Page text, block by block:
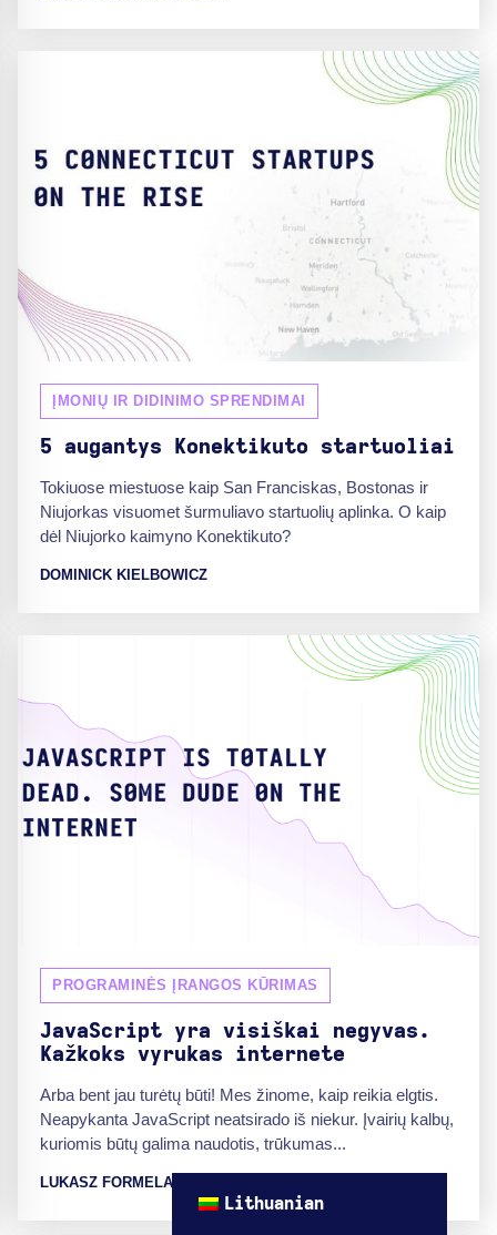
ĮMONIŲ IR DIDINIMO SPRENDIMAI
5 augantys Konektikuto startuoliai
Tokiuose miestuose kaip San Franciskas, Bostonas ir
Niujorkas visuomet šurmuliavo startuolių aplinka. O kaip
dėl Niujorko kaimyno Konektikuto?
DOMINICK KIELBOWICZ
PROGRAMINĖS ĮRANGOS KŪRIMAS
JavaScript yra visiškai negyvas.
Kažkoks vyrukas internete
Arba bent jau turėtų būti! Mes žinome, kaip reikia elgtis.
Neapykanta JavaScript neatsirado iš niekur. Įvairių kalbų,
kuriomis būtų galima naudotis, trūkumas...
LUKASZ FORMELA
Lithuanian